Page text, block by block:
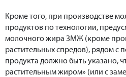
Кроме того, при производстве
продуктов по технологии,
молочного жира ЗМЖ (кроме
растительных спредов), рядом
продукта должно быть указано,
растительным жиром» (или с